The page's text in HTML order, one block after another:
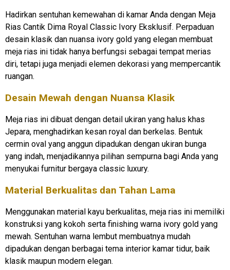
Hadirkan sentuhan kemewahan di kamar Anda dengan Meja
Rias Cantik Dima Royal Classic Ivory Eksklusif. Perpaduan
desain klasik dan nuansa ivory gold yang elegan membuat
meja rias ini tidak hanya berfungsi sebagai tempat merias
diri, tetapi juga menjadi elemen dekorasi yang mempercantik
ruangan.
Desain Mewah dengan Nuansa Klasik
Meja rias ini dibuat dengan detail ukiran yang halus khas
Jepara, menghadirkan kesan royal dan berkelas. Bentuk
cermin oval yang anggun dipadukan dengan ukiran bunga
yang indah, menjadikannya pilihan sempurna bagi Anda yang
menyukai furnitur bergaya classic luxury.
Material Berkualitas dan Tahan Lama
Menggunakan material kayu berkualitas, meja rias ini memiliki
konstruksi yang kokoh serta finishing warna ivory gold yang
mewah. Sentuhan warna lembut membuatnya mudah
dipadukan dengan berbagai tema interior kamar tidur, baik
klasik maupun modern elegan.